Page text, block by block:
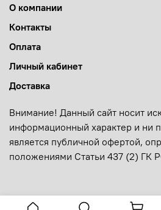
О компании
Контакты
Оплата
Личный кабинет
Доставка
Внимание! Данный сайт носит
информационный характер и ни
является публичной офертой,
положениями Статьи 437 (2) ГК